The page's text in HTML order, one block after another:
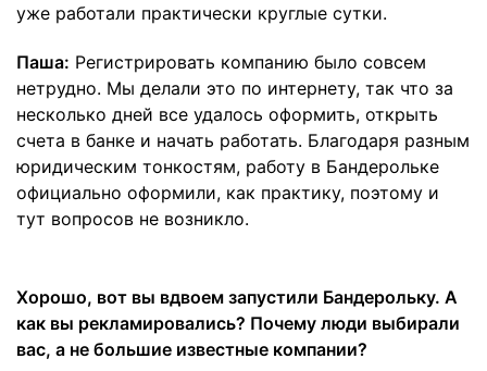
уже работали практически круглые сутки.
Паша: Регистрировать компанию было совсем
нетрудно. Мы делали это по интернету, так что за
несколько дней все удалось оформить, открыть
счета в банке и начать работать. Благодаря разным
юридическим тонкостям, работу в Бандерольке
официально оформили, как практику, поэтому и
тут вопросов не возникло.
Хорошо, вот вы вдвоем запустили Бандерольку. А
как вы рекламировались? Почему люди выбирали
вас, а не большие известные компании?